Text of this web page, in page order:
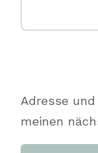
Adresse
meinen